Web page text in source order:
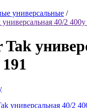
универсальные /
40/2 400y